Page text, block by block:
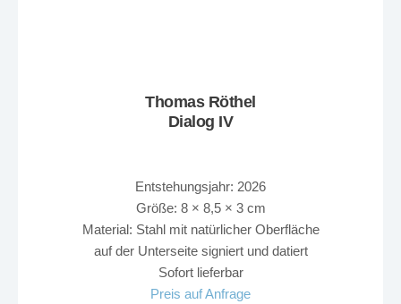
Thomas Röthel
Dialog IV
Entstehungsjahr: 2026
Größe: 8 × 8,5 × 3 cm
Material: Stahl mit natürlicher Oberfläche
auf der Unterseite signiert und datiert
Sofort lieferbar
Preis auf Anfrage